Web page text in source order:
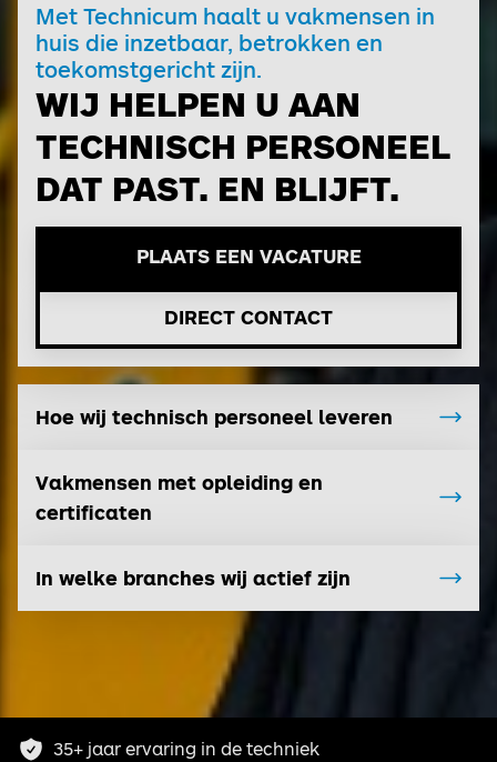
Met Technicum haalt u vakmensen in
huis die inzetbaar, betrokken en
toekomstgericht zijn.
WIJ HELPEN U AAN
TECHNISCH PERSONEEL
DAT PAST. EN BLIJFT.
PLAATS EEN VACATURE
DIRECT CONTACT
Hoe wij technisch personeel leveren
Vakmensen met opleiding en
certificaten
In welke branches wij actief zijn
35+ jaar ervaring in de techniek